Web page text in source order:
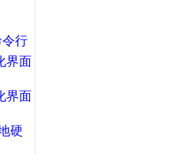
行
界面
界面
硬